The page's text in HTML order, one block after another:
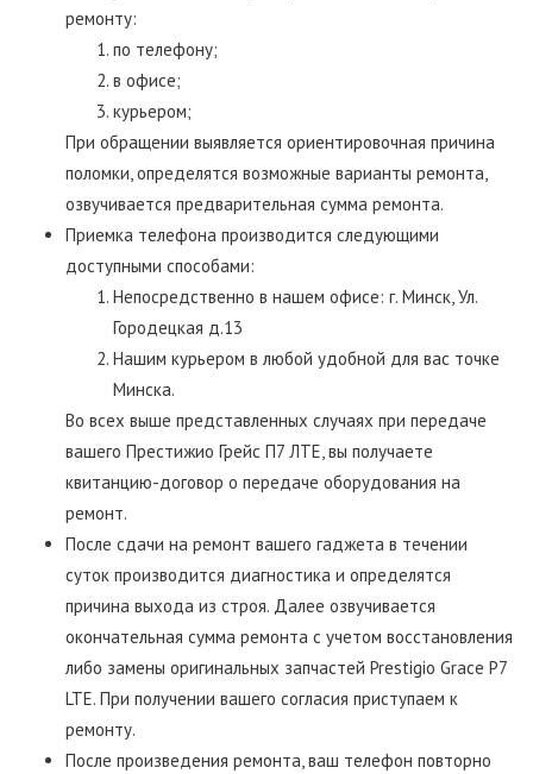
ремонту:
по телефону;
в офисе;
курьером;
При обращении выявляется ориентировочная причина
поломки, определятся возможные варианты ремонта,
озвучивается предварительная сумма ремонта.
Приемка телефона производится следующими
доступными способами:
Непосредственно в нашем офисе: г. Минск, Ул.
Городецкая д.13
Нашим курьером в любой удобной для вас точке
Минска.
Во всех выше представленных случаях при передаче
вашего Престижио Грейс П7 ЛТЕ, вы получаете
квитанцию-договор о передаче оборудования на
ремонт.
После сдачи на ремонт вашего гаджета в течении
суток производится диагностика и определятся
причина выхода из строя. Далее озвучивается
окончательная сумма ремонта с учетом восстановления
либо замены оригинальных запчастей Prestigio Grace P7
LTE. При получении вашего согласия приступаем к
ремонту.
После произведения ремонта, ваш телефон повторно